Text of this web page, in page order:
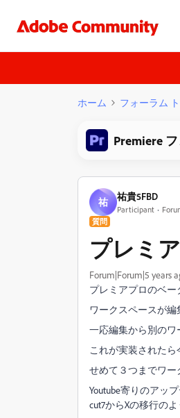
ホーム フォーラム
Premiere
祐 祐貴5FBD
Participant
質問
プレミ
Forum|Forum|5 years
プレミアプロのベ
ワークスペースが
一応編集から別のワ
これが実装されたら
せめて３つまでワー
Youtube寄りのアッ
cut7からXの移行の